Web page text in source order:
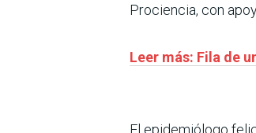
Prociencia, con
Leer más: Fila de
El epidemiólogo